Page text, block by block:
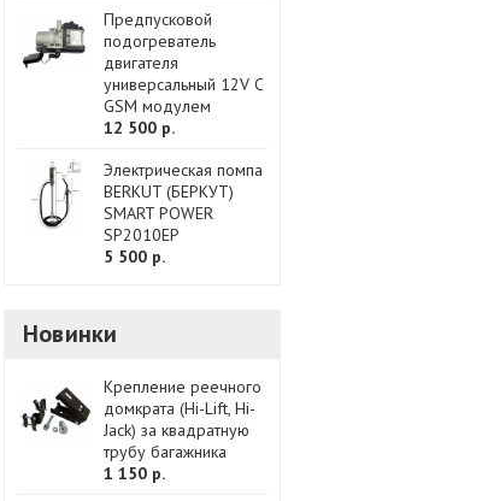
Предпусковой
подогреватель
двигателя
универсальный 12V С
GSM модулем
12 500 р.
Электрическая помпа
BERKUT (БЕРКУТ)
SMART POWER
SP2010EP
5 500 р.
Новинки
Крепление реечного
домкрата (Hi-Lift, Hi-
Jack) за квадратную
трубу багажника
1 150 р.